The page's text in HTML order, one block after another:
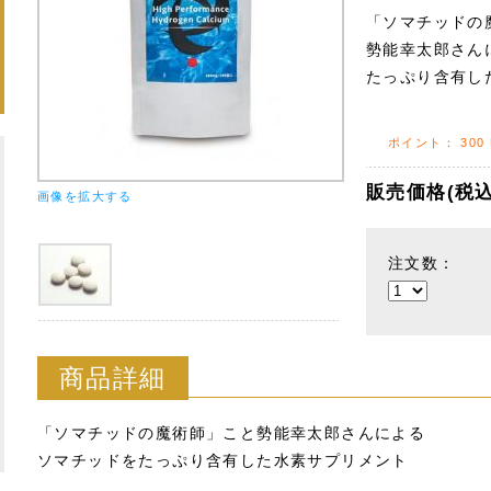
画像を拡大する
「ソマチッド
勢能幸太郎さん
たっぷり含有し
ポイント：300
販売価格(税
注文数：
商品詳細
「ソマチッドの魔術師」こと勢能幸太郎さんによる
ソマチッドをたっぷり含有した水素サプリメント